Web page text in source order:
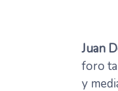
Juan
foro
y